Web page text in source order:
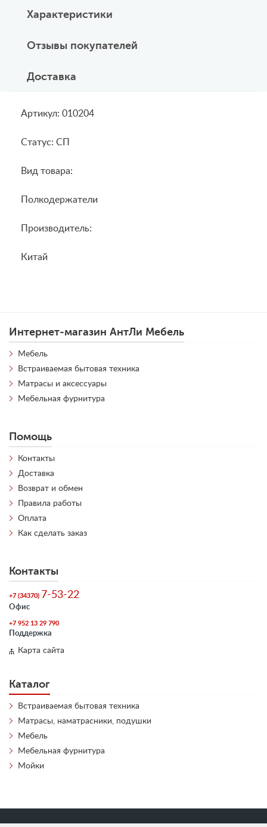
Характеристики
Отзывы покупателей
Доставка
Артикул: 010204
Статус: СП
Вид товара:
Полкодержатели
Производитель:
Китай
Интернет-магазин АнтЛи Мебель
Мебель
Встраиваемая бытовая техника
Матрасы и аксессуары
Мебельная фурнитура
Помощь
Контакты
Доставка
Возврат и обмен
Правила работы
Оплата
Как сделать заказ
Контакты
+7 (34370) 7-53-22
Офис
+7 952 13 29 790
Поддержка
Карта сайта
Каталог
Встраиваемая бытовая техника
Матрасы, наматрасники, подушки
Мебель
Мебельная фурнитура
Мойки